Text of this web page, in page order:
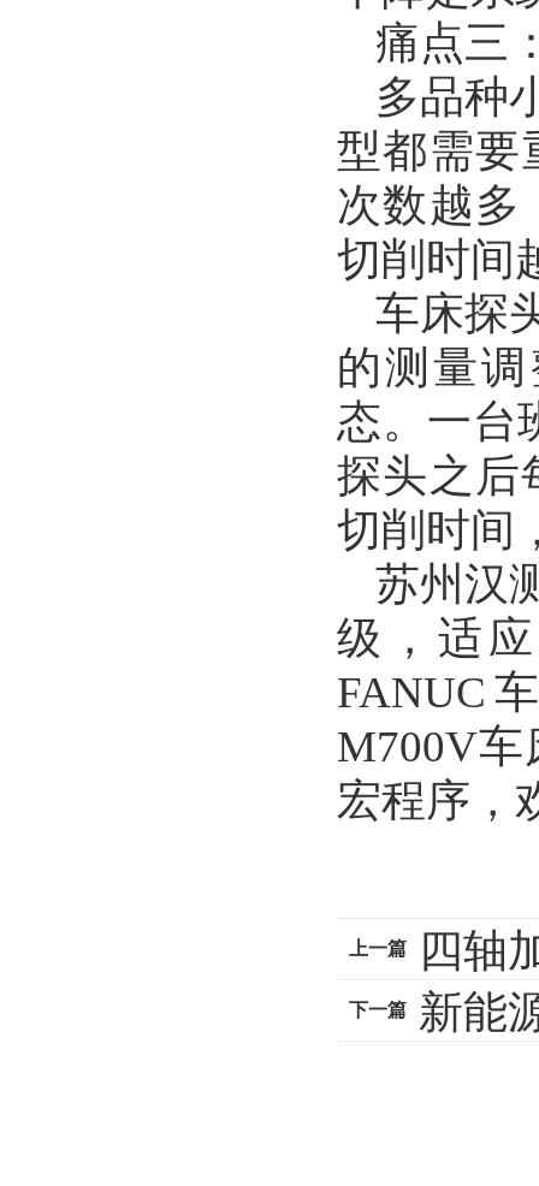
痛点三
多品种
型都需要
次数越多
切削时间
车床探
的测量
态。一台
探头之后
切削时间
苏州汉
级，适
FANUC
M700V
宏程序，
上一篇
四轴
何用测头
下一篇
新能